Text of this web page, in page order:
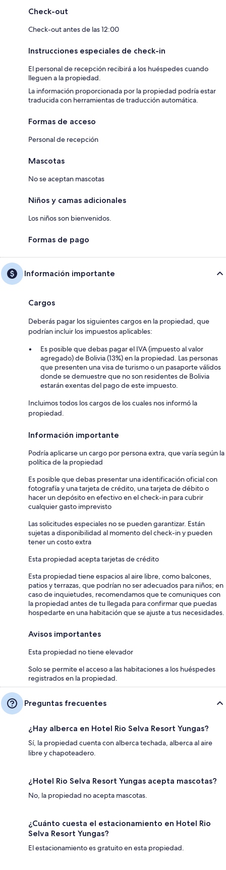
Check-out
Check-out antes de las 12:00
Instrucciones especiales de check-in
El personal de recepción recibirá a los huéspedes cuando
lleguen a la propiedad.
La información proporcionada por la propiedad podría estar
traducida con herramientas de traducción automática.
Formas de acceso
Personal de recepción
Mascotas
No se aceptan mascotas
Niños y camas adicionales
Los niños son bienvenidos.
Formas de pago
Información importante
Cargos
Deberás pagar los siguientes cargos en la propiedad, que
podrían incluir los impuestos aplicables:
Es posible que debas pagar el IVA (impuesto al valor
agregado) de Bolivia (13%) en la propiedad. Las personas
que presenten una visa de turismo o un pasaporte válidos
donde se demuestre que no son residentes de Bolivia
estarán exentas del pago de este impuesto.
Incluimos todos los cargos de los cuales nos informó la
propiedad.
Información importante
Podría aplicarse un cargo por persona extra, que varía según la
política de la propiedad
Es posible que debas presentar una identificación oficial con
fotografía y una tarjeta de crédito, una tarjeta de débito o
hacer un depósito en efectivo en el check-in para cubrir
cualquier gasto imprevisto
Las solicitudes especiales no se pueden garantizar. Están
sujetas a disponibilidad al momento del check-in y pueden
tener un costo extra
Esta propiedad acepta tarjetas de crédito
Esta propiedad tiene espacios al aire libre, como balcones,
patios y terrazas, que podrían no ser adecuados para niños; en
caso de inquietudes, recomendamos que te comuniques con
la propiedad antes de tu llegada para confirmar que puedas
hospedarte en una habitación que se ajuste a tus necesidades.
Avisos importantes
Esta propiedad no tiene elevador
Solo se permite el acceso a las habitaciones a los huéspedes
registrados en la propiedad.
Preguntas frecuentes
¿Hay alberca en Hotel Rio Selva Resort Yungas?
Sí, la propiedad cuenta con alberca techada, alberca al aire
libre y chapoteadero.
¿Hotel Rio Selva Resort Yungas acepta mascotas?
No, la propiedad no acepta mascotas.
¿Cuánto cuesta el estacionamiento en Hotel Rio
Selva Resort Yungas?
El estacionamiento es gratuito en esta propiedad.